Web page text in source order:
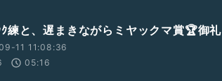
ｸ練と、遅まきながらミヤックマ賞🏆御礼
11 11:08:36
05:16